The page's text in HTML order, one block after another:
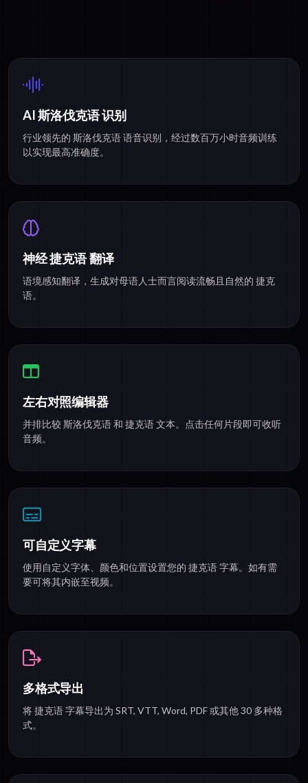
AI 斯洛伐克语 识别
行业领先的 斯洛伐克语 语音识别，经过数百万小时音频训练
以实现最高准确度。
神经 捷克语 翻译
语境感知翻译，生成对母语人士而言阅读流畅且自然的 捷克
语。
左右对照编辑器
并排比较 斯洛伐克语 和 捷克语 文本。点击任何片段即可收听
音频。
可自定义字幕
使用自定义字体、颜色和位置设置您的 捷克语 字幕。如有需
要可将其内嵌至视频。
多格式导出
将 捷克语 字幕导出为 SRT, VTT, Word, PDF 或其他 30 多种格
式。